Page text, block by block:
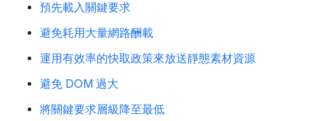
預先載入關鍵要求
避免耗用大量網路酬載
運用有效率的快取政策來放送靜態素材資源
避免 DOM 過大
將關鍵要求層級降至最低